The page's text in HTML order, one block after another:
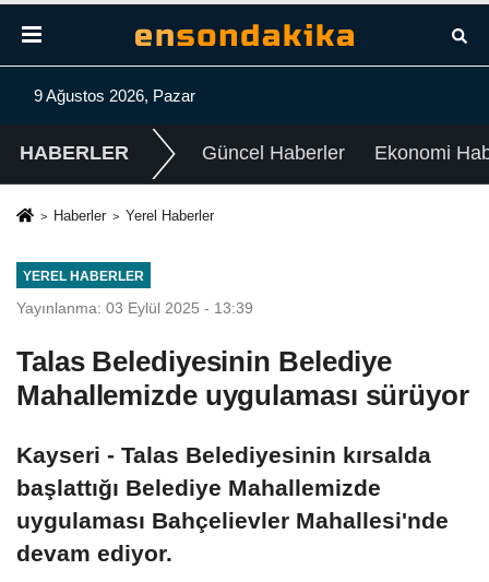
9 Ağustos 2026, Pazar
HABERLER Güncel Haberler Ekonomi
Haberler Yerel Haberler
YEREL HABERLER
Yayınlanma: 03 Eylül 2025 - 13:39
Talas Belediyesinin Belediye
Mahallemizde uygulaması sürüyor
Kayseri - Talas Belediyesinin kırsalda
başlattığı Belediye Mahallemizde
uygulaması Bahçelievler Mahallesi'nde
devam ediyor.